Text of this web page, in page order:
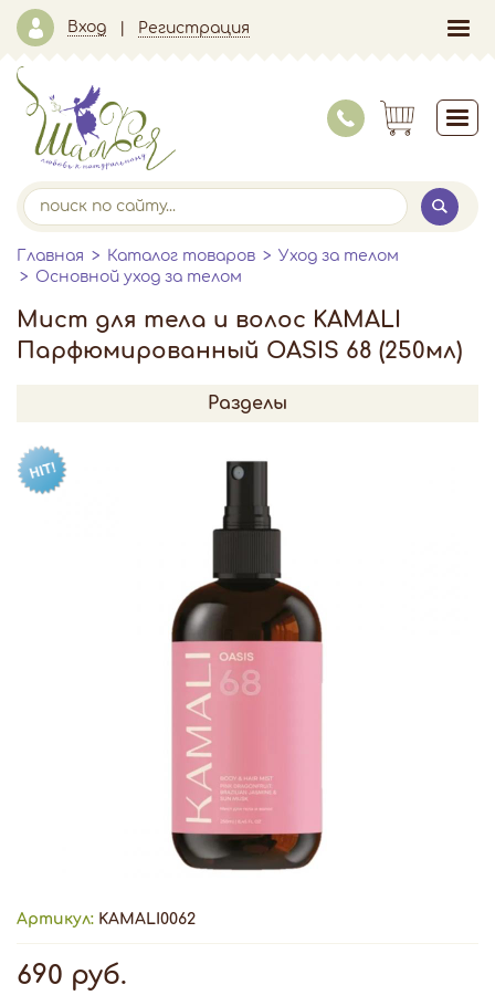
Вход Регистрация
Главная Каталог товаров
Уход за телом
Основной уход за телом
Мист для тела и волос KAMALI
Парфюмированный OASIS 68 (250мл)
Разделы
Артикул: KAMALI0062
690 руб.